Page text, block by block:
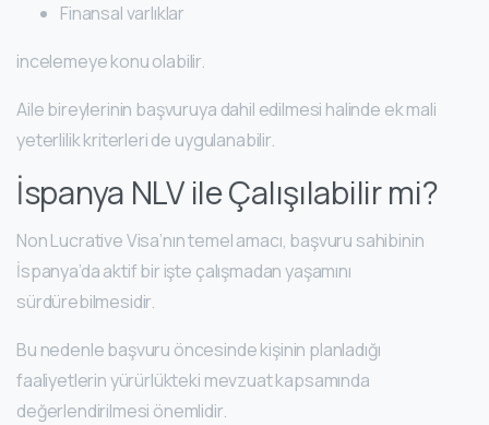
Finansal varlıklar
incelemeye konu olabilir.
Aile bireylerinin başvuruya dahil edilmesi halinde ek mali
yeterlilik kriterleri de uygulanabilir.
İspanya NLV ile Çalışılabilir mi?
Non Lucrative Visa’nın temel amacı, başvuru sahibinin
İspanya’da aktif bir işte çalışmadan yaşamını
sürdürebilmesidir.
Bu nedenle başvuru öncesinde kişinin planladığı
faaliyetlerin yürürlükteki mevzuat kapsamında
değerlendirilmesi önemlidir.